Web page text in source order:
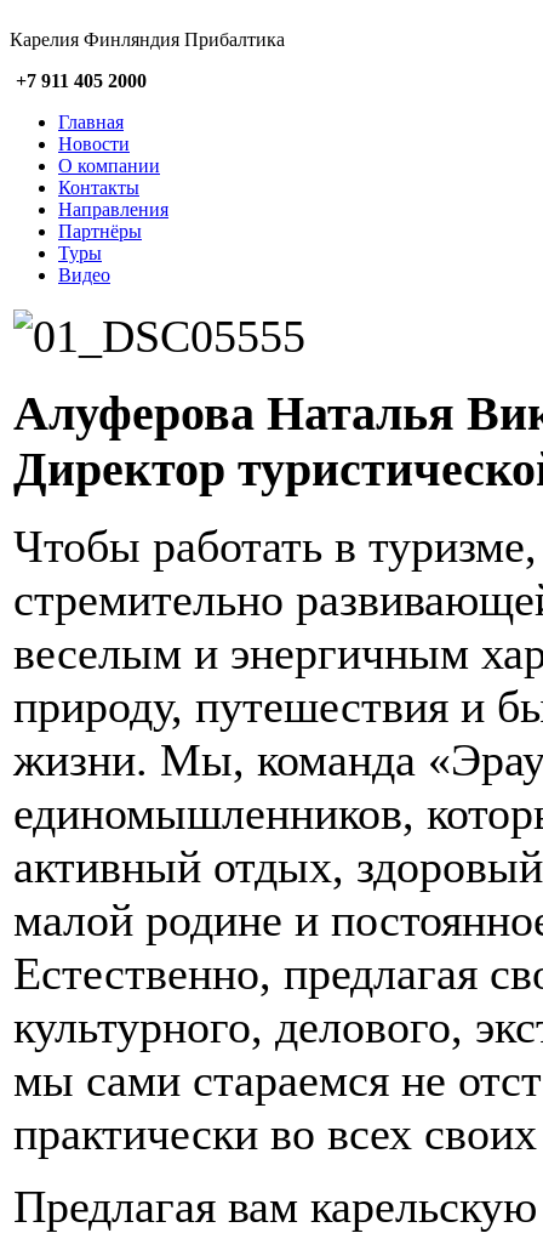
Карелия Финляндия Прибалтика
+7 911 405 2000
Главная
Новости
О компании
Контакты
Направления
Партнёры
Туры
Видео
Алуферова Наталья
Директор
Чтобы работать в
стремительно
веселым и энергичным
природу, путешествия и
жизни. Мы, команда
единомышленников,
активный отдых,
малой родине и
Естественно, предлагая
культурного, делового,
мы сами стараемся не
практически во всех
Предлагая вам